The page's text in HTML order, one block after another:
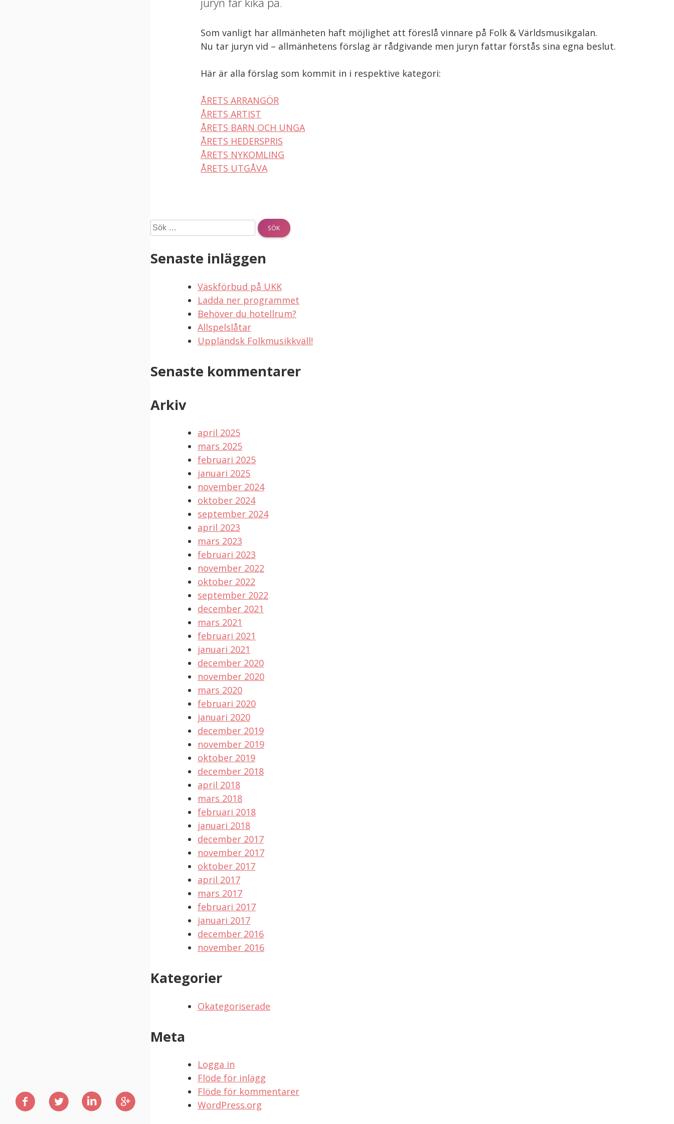
Dela
Dela
Dela
Dela
Som vanligt har allmänheten haft möjlighet att föreslå vinnare på Folk & Världsmusikgalan.
Nu tar juryn vid – allmänhetens förslag är rådgivande men juryn fattar förstås sina egna beslut.
Här är alla förslag som kommit in i respektive kategori:
ÅRETS ARRANGÖR
ÅRETS ARTIST
ÅRETS BARN OCH UNGA
ÅRETS HEDERSPRIS
ÅRETS NYKOMLING
ÅRETS UTGÅVA
Sök
efter:
Senaste inläggen
Väskförbud på UKK
Ladda ner programmet
Behöver du hotellrum?
Allspelslåtar
Uppländsk Folkmusikkväll!
Senaste kommentarer
Arkiv
april 2025
mars 2025
februari 2025
januari 2025
november 2024
oktober 2024
september 2024
april 2023
mars 2023
februari 2023
november 2022
oktober 2022
september 2022
december 2021
mars 2021
februari 2021
januari 2021
december 2020
november 2020
mars 2020
februari 2020
januari 2020
december 2019
november 2019
oktober 2019
december 2018
april 2018
mars 2018
februari 2018
januari 2018
december 2017
november 2017
oktober 2017
april 2017
mars 2017
februari 2017
januari 2017
december 2016
november 2016
Kategorier
Okategoriserade
Meta
Logga in
Flöde för inlägg
Flöde för kommentarer
WordPress.org